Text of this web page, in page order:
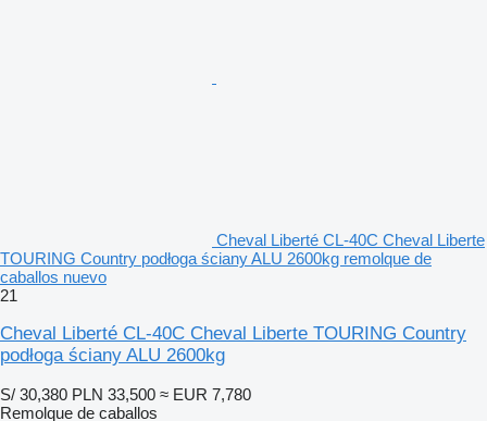
Cheval Liberté CL-40C Cheval Liberte
TOURING Country podłoga ściany ALU 2600kg remolque de
caballos nuevo
21
Cheval Liberté CL-40C Cheval Liberte TOURING Country
podłoga ściany ALU 2600kg
S/ 30,380 PLN 33,500 ≈ EUR 7,780
Remolque de caballos